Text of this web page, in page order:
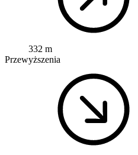
332 m
Przewyższenia